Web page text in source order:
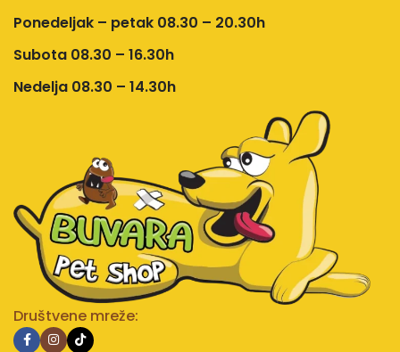
Ponedeljak – petak 08.30 – 20.30h
Subota 08.30 – 16.30h
Nedelja 08.30 – 14.30h
Društvene mreže: